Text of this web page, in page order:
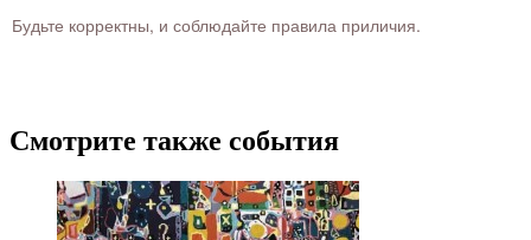
Будьте корректны, и соблюдайте правила приличия.
Смотрите также события